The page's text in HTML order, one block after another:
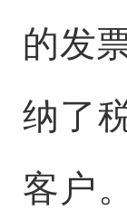
的发
纳了
客户